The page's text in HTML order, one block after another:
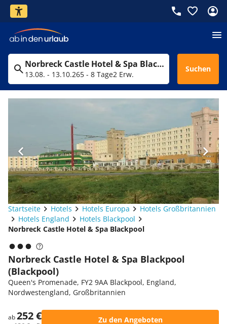
Norbreck Castle Hotel & Spa Blackpool
13.08. - 13.10.265 - 8 Tage2 Erw.
Suchen
Startseite Hotels Hotels Europa
Hotels Großbritannien
Hotels England
Hotels Blackpool
Norbreck Castle Hotel & Spa Blackpool
Norbreck Castle Hotel & Spa Blackpool
(Blackpool)
Queen's Promenade, FY2 9AA Blackpool, England,
Nordwestengland, Großbritannien
ab252 € Zu den Angeboten